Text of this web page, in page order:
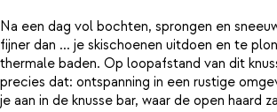
Na een dag vol bochten, sprongen en
fijner dan ... je skischoenen uitdoen en te
thermale baden. Op loopafstand van dit
precies dat: ontspanning in een rustige
je aan in de knusse bar, waar de open haard